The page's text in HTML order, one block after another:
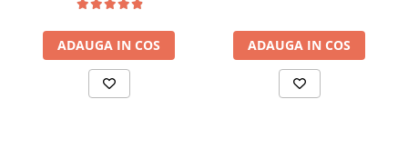
ADAUGA IN COS ADAUGA IN COS